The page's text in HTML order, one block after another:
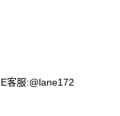
客服:@lane172